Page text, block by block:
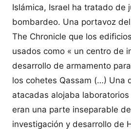
Islámica, Israel ha tratado de
bombardeo. Una portavoz
The Chronicle que los
usados como « un centro de
desarrollo de armamento
los cohetes Qassam (…) Una
atacadas alojaba
eran una parte inseparable
investigación y desarrollo de